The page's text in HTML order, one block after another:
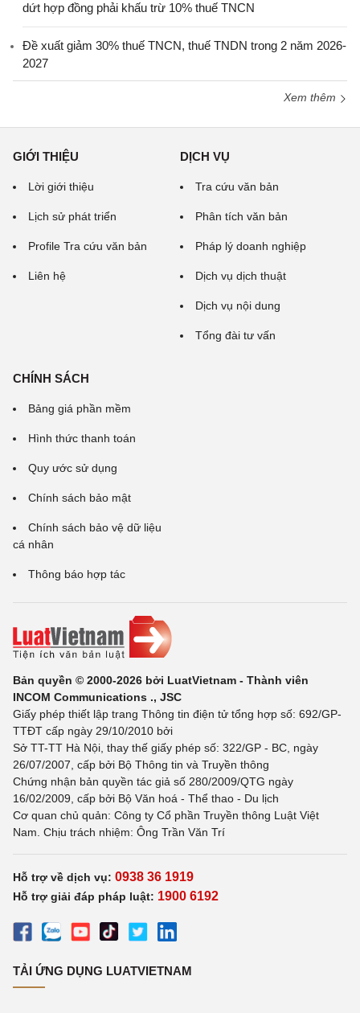
dứt hợp đồng phải khấu trừ 10% thuế TNCN
Đề xuất giảm 30% thuế TNCN, thuế TNDN trong 2 năm 2026-
2027
Xem thêm
GIỚI THIỆU
Lời giới thiệu
Lịch sử phát triển
Profile Tra cứu văn bản
Liên hệ
DỊCH VỤ
Tra cứu văn bản
Phân tích văn bản
Pháp lý doanh nghiệp
Dịch vụ dịch thuật
Dịch vụ nội dung
Tổng đài tư vấn
CHÍNH SÁCH
Bảng giá phần mềm
Hình thức thanh toán
Quy ước sử dụng
Chính sách bảo mật
Chính sách bảo vệ dữ liệu
cá nhân
Thông báo hợp tác
Bản quyền © 2000-2026 bởi LuatVietnam - Thành viên
INCOM Communications ., JSC
Giấy phép thiết lập trang Thông tin điện tử tổng hợp số: 692/GP-
TTĐT cấp ngày 29/10/2010 bởi
Sở TT-TT Hà Nội, thay thế giấy phép số: 322/GP - BC, ngày
26/07/2007, cấp bởi Bộ Thông tin và Truyền thông
Chứng nhận bản quyền tác giả số 280/2009/QTG ngày
16/02/2009, cấp bởi Bộ Văn hoá - Thể thao - Du lịch
Cơ quan chủ quản: Công ty Cổ phần Truyền thông Luật Việt
Nam. Chịu trách nhiệm: Ông Trần Văn Trí
Hỗ trợ về dịch vụ: 0938 36 1919
Hỗ trợ giải đáp pháp luật: 1900 6192
TẢI ỨNG DỤNG LUATVIETNAM